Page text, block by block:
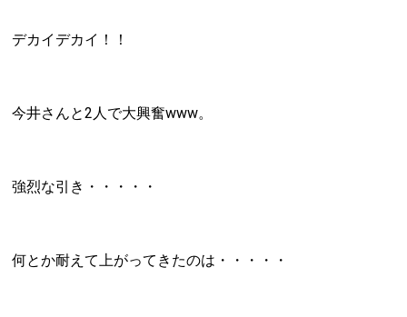
デカイデカイ！！
今井さんと2人で大興奮www。
強烈な引き・・・・・
何とか耐えて上がってきたのは・・・・・